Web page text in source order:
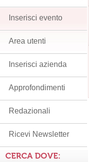
Inserisci evento
Area utenti
Inserisci azienda
Approfondimenti
Redazionali
Ricevi Newsletter
CERCA DOVE: